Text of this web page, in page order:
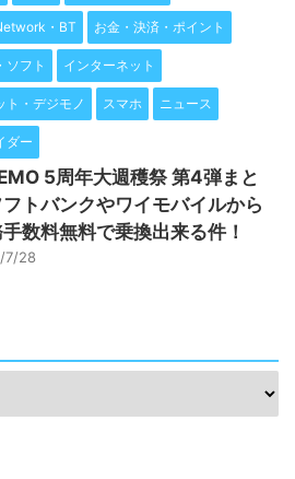
・BT お金・決済・ポイント
ソフト インターネット
ト・デジモノ スマホ ニュース
ダー
5周年大週穫祭 第4弾まと
トバンクやワイモバイルから
数料無料で乗換出来る件！
7/28